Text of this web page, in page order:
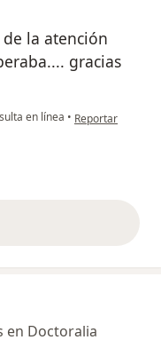
la atención
gracias
en línea • en opinión del
Reportar
anteriores
en Doctoralia